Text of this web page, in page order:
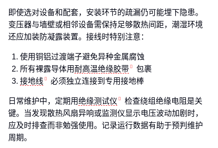
即使选对设备和配套，安装环节的疏漏仍可能埋下隐患。
变压器与墙壁或相邻设备需保持足够散热间距，潮湿环境
还应加装防凝露装置。接线时特别注意：
使用铜铝过渡端子避免异种金属腐蚀
所有裸露导体用 耐高温绝缘胶带
包裹
接地线
必须独立连接到专用接地棒
日常维护中，定期用绝缘测试仪
检查绕组绝缘电阻是关
键。当发现散热风扇异响或监测仪显示电压波动加剧时，
应及时排查而非勉强使用。记录运行数据有助于预判维护
周期。